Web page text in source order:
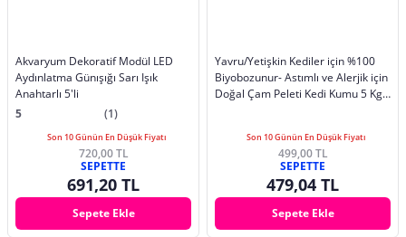
Akvaryum Dekoratif Modül LED
Aydınlatma Günışığı Sarı Işık
Anahtarlı 5'li
5
(1)
Son 10 Günün En Düşük Fiyatı
720,00 TL
SEPETTE
691,20 TL
Sepete Ekle
Yavru/Yetişkin Kediler için %100
Biyobozunur- Astımlı ve Alerjik için
Doğal Çam Peleti Kedi Kumu 5 Kg
Son 10 Günün En Düşük Fiyatı
499,00 TL
SEPETTE
479,04 TL
Sepete Ekle